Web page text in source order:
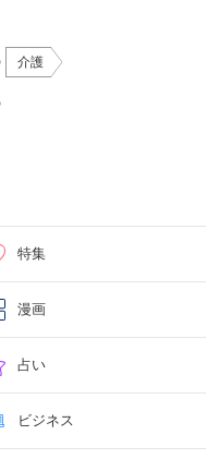
介護
特集
漫画
占い
ビジネス